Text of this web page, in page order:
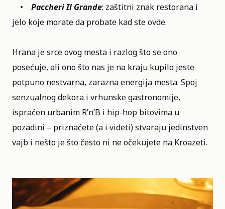
• Paccheri Il Grande: zaštitni znak restorana i
jelo koje morate da probate kad ste ovde.
Hrana je srce ovog mesta i razlog što se ono
posećuje, ali ono što nas je na kraju kupilo jeste
potpuno nestvarna, zarazna energija mesta. Spoj
senzualnog dekora i vrhunske gastronomije,
ispraćen urbanim R’n’B i hip-hop bitovima u
pozadini – priznaćete (a i videti) stvaraju jedinstven
vajb i nešto je što često ni ne očekujete na Kroazeti.